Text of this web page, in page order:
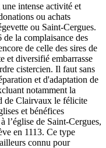
intense activité et
ou achats
ou Saint-Cergues.
la complaisance des
de celle des sires de
et diversifié embarrasse
cistercien. Il faut sans
et d'adaptation de
notamment la
de Clairvaux le félicite
et bénéfices
l’église de Saint-Cergues,
en 1113. Ce type
connu pour